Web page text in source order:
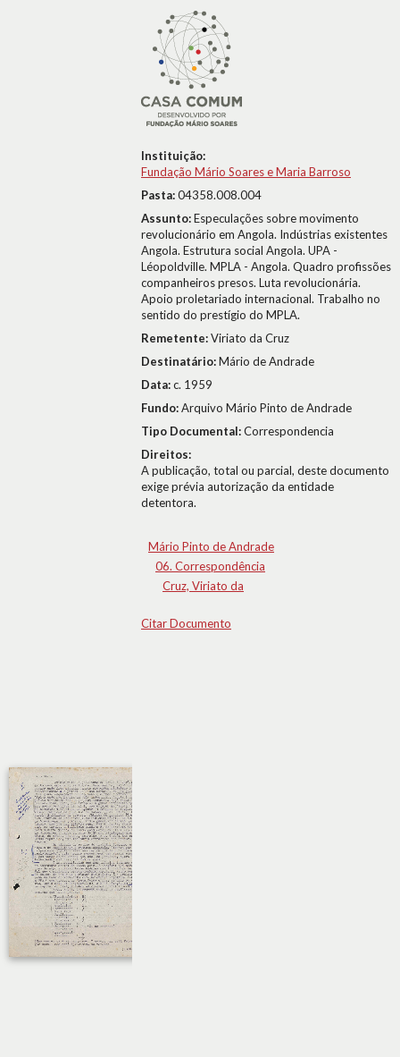
Instituição:
Fundação Mário Soares e Maria Barroso
Pasta:04358.008.004
Assunto:Especulações sobre movimento
revolucionário em Angola. Indústrias existentes
Angola. Estrutura social Angola. UPA -
Léopoldville. MPLA - Angola. Quadro profissões
companheiros presos. Luta revolucionária.
Apoio proletariado internacional. Trabalho no
sentido do prestígio do MPLA.
Remetente:Viriato da Cruz
Destinatário:Mário de Andrade
Data:c. 1959
Fundo:Arquivo Mário Pinto de Andrade
Tipo Documental:Correspondencia
Direitos:
A publicação, total ou parcial, deste documento
exige prévia autorização da entidade
detentora.
Mário Pinto de Andrade
06. Correspondência
Cruz, Viriato da
Citar Documento